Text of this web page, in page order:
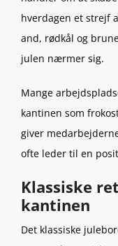
hverdagen et strejf
and, rødkål og
julen nærmer sig.
Mange
kantinen som
giver
ofte leder til en
Klassiske
kantinen
Det klassiske